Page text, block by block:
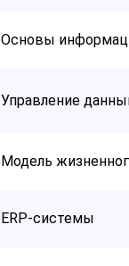
Основы
Управление
Модель
ERP-системы